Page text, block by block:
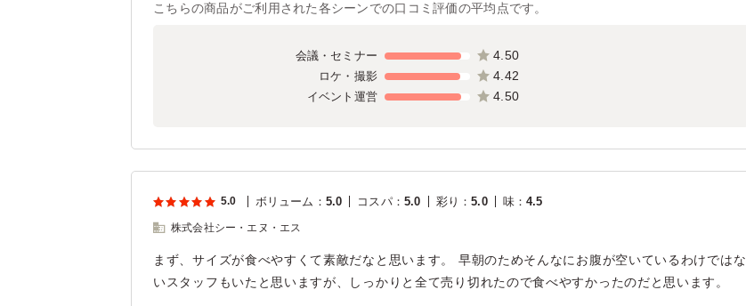
こちらの商品がご利用された各シーンでの口コミ評価の平均点です。
会議・セミナー 4.50
ロケ・撮影 4.42
イベント運営 4.50
5.0 ボリューム ： 5.0 コスパ： 5.0 彩り ：5.0 味：4.5
株式会社シー・エヌ・エス
まず、サイズが食べやすくて素敵だなと思います。 早朝のためそんなにお腹が空いているわけではな
いスタッフもいたと思いますが、しっかりと全て売り切れたので食べやすかったのだと思います。